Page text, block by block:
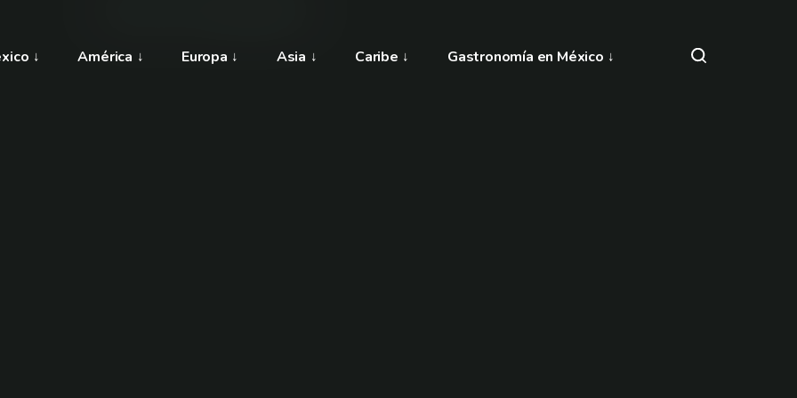
América Europa Asia Caribe Gastronomía en México